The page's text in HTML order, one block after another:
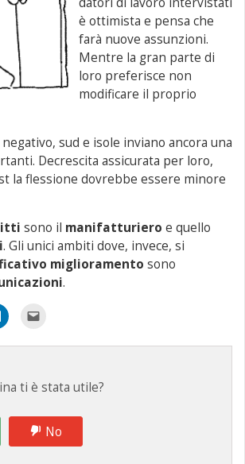
è ottimista e pensa che
farà nuove assunzioni.
Mentre la gran parte di
loro preferisce non
modificare il proprio
sud e isole inviano ancora una
Decrescita assicurata per loro,
la flessione dovrebbe essere minore
sono il manifatturiero e quello
. Gli unici ambiti dove, invece, si
miglioramento sono
.
Fai
clic
apre
nuova
finestra)
un
amico
mail
(Si
apre
in
ti è stata utile?
No